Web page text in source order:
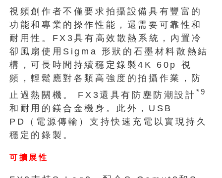
視頻創作者不僅要求拍攝設備具有豐富的
功能和專業的操作性能，還需要可靠性和
耐用性。FX3具有高效散熱系統，內置冷
卻風扇使用Sigma 形狀的石墨材料散熱結
構，可長時間持續穩定錄製4K 60p 視
頻，輕鬆應對各類高強度的拍攝作業，防
止過熱關機。 FX3還具有防塵防潮設計 *9
和耐用的鎂合金機身。此外，USB
PD（電源傳輸）支持快速充電以實現持久
穩定的錄製。
可擴展性